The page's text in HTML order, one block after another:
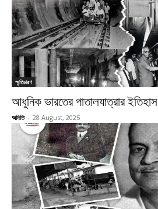
স্মৃতিচারণ
আধুনিক ভারতের পাতালযাত্রার ইতিহাস
অদিতি - 28 August, 2025